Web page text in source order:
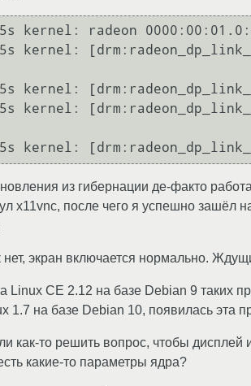
kernel: radeon
kernel:
kernel:
kernel:
из гибернации де-факто
x11vnc, после чего я успешно зашёл
экран включается нормально.
Linux CE 2.12 на базе Debian 9 таких
1.7 на базе Debian 10, появилась эта
как-то решить вопрос, чтобы
какие-то параметры ядра?